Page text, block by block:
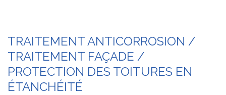
TRAITEMENT ANTICORROSION /
TRAITEMENT FAÇADE /
PROTECTION DES TOITURES EN
ÉTANCHÉITÉ